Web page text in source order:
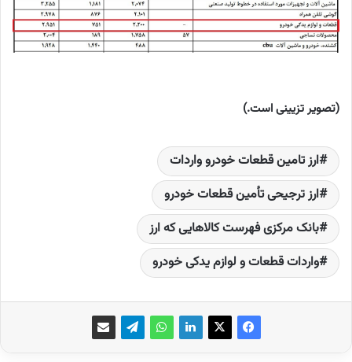
(تصویر تزیینی است.)
ارز تامین قطعات خودرو واردات
ارز ترجیحی تأمین قطعات خودرو
بانک مرکزی فهرست کالاهایی که ارز
واردات قطعات و لوازم یدکی خودرو